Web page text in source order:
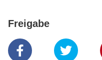
Freigabe